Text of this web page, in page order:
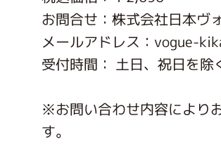
お問合せ：株式会社日本ヴ
メールアドレス：vogue-
受付時間： 土日、祝日を
※お問い合わせ内容により
す。